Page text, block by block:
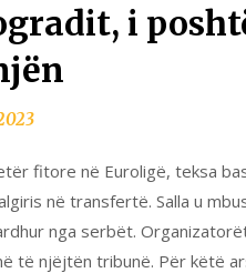
i
fitore në Euroligë, teksa
në transfertë. Salla u
nga serbët.
të njëjtën tribunë. Për këtë